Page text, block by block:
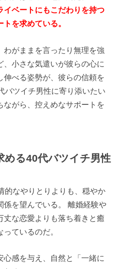
イベートにもこだわりを持つ
を求めている。
わがままを言ったり無理を強
小さな気遣いが彼らの心に
伸べる姿勢が、彼らの信頼を
バツイチ男性に寄り添いたい
ながら、控えめなサポートを
める40代バツイチ男性
的なやりとりよりも、穏やか
を望んでいる。
離婚経験や
丈な恋愛よりも落ち着きと癒
ているのだ。
感を与え、自然と「一緒に